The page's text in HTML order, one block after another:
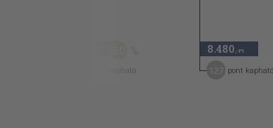
pont kapható
8.480 ,-Ft
pont kapható